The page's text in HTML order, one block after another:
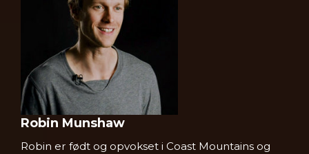
Robin Munshaw
Robin er født og opvokset i Coast Mountains og